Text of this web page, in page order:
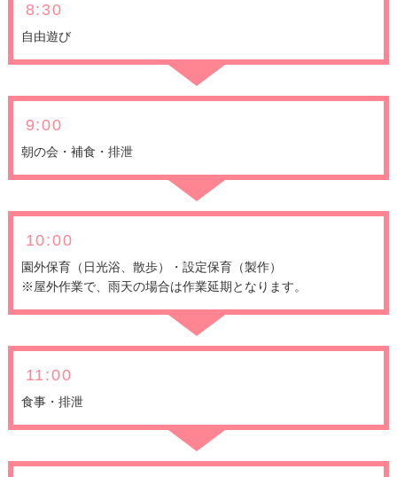
8:30
自由遊び
9:00
朝の会・補食・排泄
10:00
園外保育（日光浴、散歩）・設定保育（製作）
※屋外作業で、雨天の場合は作業延期となります。
11:00
食事・排泄